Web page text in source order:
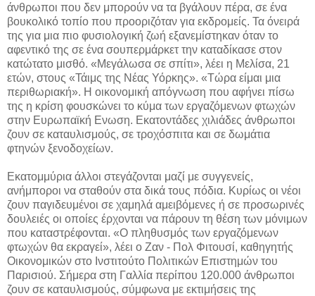
άνθρωποι που δεν μπορούν να τα βγάλουν πέρα, σε ένα
βουκολικό τοπίο που προοριζόταν για εκδρομείς. Τα όνειρά
της για μια πιο φυσιολογική ζωή εξανεμίστηκαν όταν το
αφεντικό της σε ένα σουπερμάρκετ την καταδίκασε στον
κατώτατο μισθό. «Μεγάλωσα σε σπίτι», λέει η Μελίσα, 21
ετών, στους «Τάιμς της Νέας Υόρκης». «Τώρα είμαι μια
περιθωριακή». Η οικονομική απόγνωση που αφήνει πίσω
της η κρίση φουσκώνει το κύμα των εργαζόμενων φτωχών
στην Ευρωπαϊκή Ενωση. Εκατοντάδες χιλιάδες άνθρωποι
ζουν σε καταυλισμούς, σε τροχόσπιτα και σε δωμάτια
φτηνών ξενοδοχείων.
Εκατομμύρια άλλοι στεγάζονται μαζί με συγγενείς,
ανήμποροι να σταθούν στα δικά τους πόδια. Κυρίως οι νέοι
ζουν παγιδευμένοι σε χαμηλά αμειβόμενες ή σε προσωρινές
δουλειές οι οποίες έρχονται να πάρουν τη θέση των μόνιμων
που καταστρέφονται. «Ο πληθυσμός των εργαζόμενων
φτωχών θα εκραγεί», λέει ο Ζαν - Πολ Φιτουσί, καθηγητής
Οικονομικών στο Ινστιτούτο Πολιτικών Επιστημών του
Παρισιού. Σήμερα στη Γαλλία περίπου 120.000 άνθρωποι
ζουν σε καταυλισμούς, σύμφωνα με εκτιμήσεις της